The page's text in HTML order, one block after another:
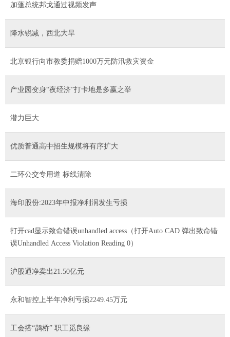
加蓬总统邦戈通过视频发声
降水锐减，西北大旱
北京银行向市教委捐赠1000万元防汛救灾资金
产业园变身“夜经济”打卡地是多赢之举
潜力巨大
优质普通高中招生规模将有序扩大
二环公交专用道 标线清除
海印股份:2023年中报净利润发生亏损
打开cad显示致命错误unhandled access（打开Auto CAD 弹出致命错
误Unhandled Access Violation Reading 0）
沪股通净卖出21.50亿元
永和智控上半年净利亏损2249.45万元
工会搭“鹊桥” 职工觅良缘